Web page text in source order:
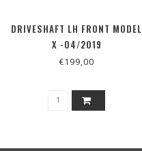
DRIVESHAFT LH FRONT MODEL
X -04/2019
€199,00